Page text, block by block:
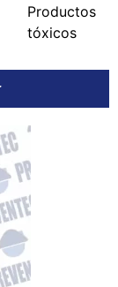
Productos
tóxicos